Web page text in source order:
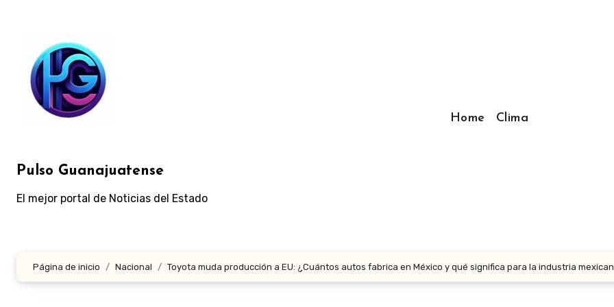
contenido
Pulso Guanajuatense
El mejor portal de Noticias del Estado
Home Clima
Página de inicio Nacional Toyota muda producción a EU: ¿Cuántos autos fabrica en México y qué significa para la industria